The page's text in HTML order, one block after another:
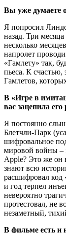
Вы уже думаете
Я попросил
назад. Три
несколько
напролет
«Гамлету» так,
пьеса. К счастью,
Гамлетов,
В «Игре в
вас зацепила его
Я постоянно
Блетчли-Парк
шифровальное
мировой войны –
Apple? Это же он
знают всю
расшифровал код
и год терпел
невероятно
протестовал, не
незаметный,
В фильме есть